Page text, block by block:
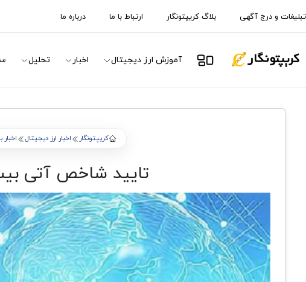
تبلیغات و درج آگهی بلاگ کریپتونگار ارتباط با ما درباره ما
آموزش ارز دیجیتال اخبار تحلیل
کریپتونگار اخبار ارز دیجیتال
تایید شاخص آتی